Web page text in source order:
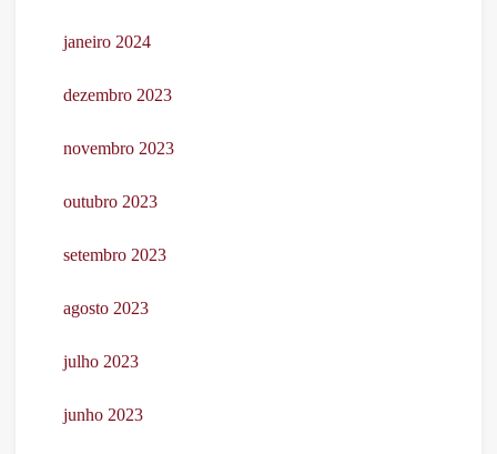
janeiro 2024
dezembro 2023
novembro 2023
outubro 2023
setembro 2023
agosto 2023
julho 2023
junho 2023